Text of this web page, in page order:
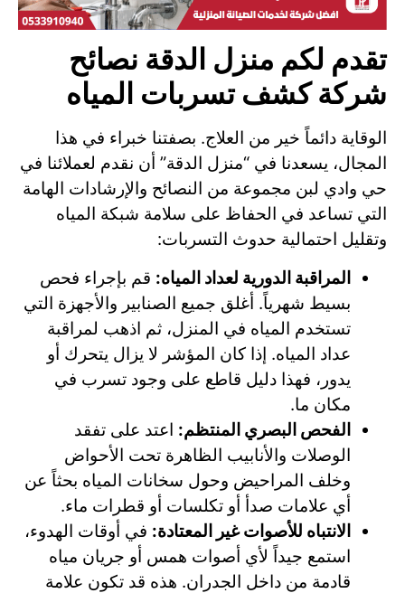
تقدم لكم منزل الدقة نصائح
شركة كشف تسربات المياه
الوقاية دائماً خير من العلاج. بصفتنا خبراء في هذا
المجال، يسعدنا في “منزل الدقة” أن نقدم لعملائنا في
حي وادي لبن مجموعة من النصائح والإرشادات الهامة
التي تساعد في الحفاظ على سلامة شبكة المياه
وتقليل احتمالية حدوث التسربات:
المراقبة الدورية لعداد المياه: قم بإجراء فحص
بسيط شهرياً. أغلق جميع الصنابير والأجهزة التي
تستخدم المياه في المنزل، ثم اذهب لمراقبة
عداد المياه. إذا كان المؤشر لا يزال يتحرك أو
يدور، فهذا دليل قاطع على وجود تسرب في
مكان ما.
الفحص البصري المنتظم: اعتد على تفقد
الوصلات والأنابيب الظاهرة تحت الأحواض
وخلف المراحيض وحول سخانات المياه بحثاً عن
أي علامات صدأ أو تكلسات أو قطرات ماء.
الانتباه للأصوات غير المعتادة: في أوقات الهدوء،
استمع جيداً لأي أصوات همس أو جريان مياه
قادمة من داخل الجدران. هذه قد تكون علامة